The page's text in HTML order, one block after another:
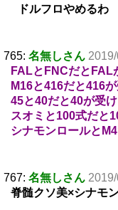
ドルフロやめるわ
765: 名無しさん
FALとFNCだとFAL
M16と416だと416
45と40だと40が受け
スオミと100式だと
シナモンロールと
767: 名無しさん
脊髄クソ美×シナモ